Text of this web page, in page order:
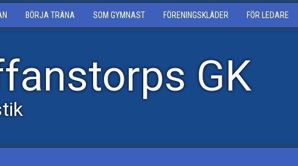
BÖRJA TRÄNA SOM GYMNAST FÖRENINGSKLÄDER FÖR LEDARE
GK